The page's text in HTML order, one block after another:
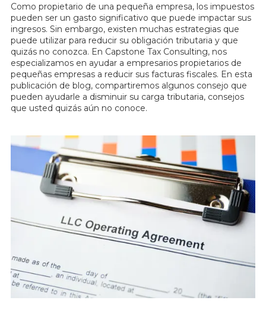
Como propietario de una pequeña empresa, los impuestos
pueden ser un gasto significativo que puede impactar sus
ingresos. Sin embargo, existen muchas estrategias que
puede utilizar para reducir su obligación tributaria y que
quizás no conozca. En Capstone Tax Consulting, nos
especializamos en ayudar a empresarios propietarios de
pequeñas empresas a reducir sus facturas fiscales. En esta
publicación de blog, compartiremos algunos consejo que
pueden ayudarle a disminuir su carga tributaria, consejos
que usted quizás aún no conoce.